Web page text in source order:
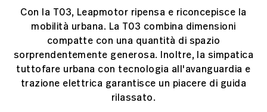
Con la T03, Leapmotor ripensa e riconcepisce la
mobilità urbana. La T03 combina dimensioni
compatte con una quantità di spazio
sorprendentemente generosa. Inoltre, la simpatica
tuttofare urbana con tecnologia all'avanguardia e
trazione elettrica garantisce un piacere di guida
rilassato.